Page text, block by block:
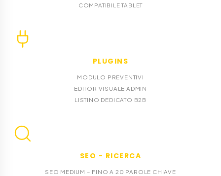
COMPATIBILE TABLET
PLUGINS
MODULO PREVENTIVI
EDITOR VISUALE ADMIN
LISTINO DEDICATO B2B
SEO - RICERCA
SEO MEDIUM – FINO A 20 PAROLE CHIAVE